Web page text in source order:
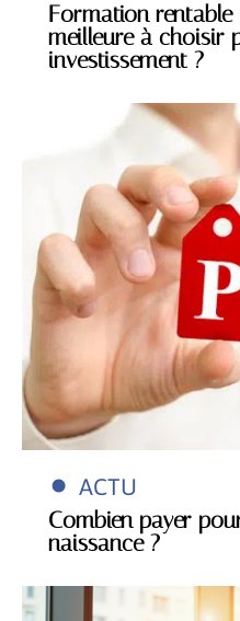
Formation rentable
meilleure à choisir
investissement ?
ACTU
Combien payer
naissance ?